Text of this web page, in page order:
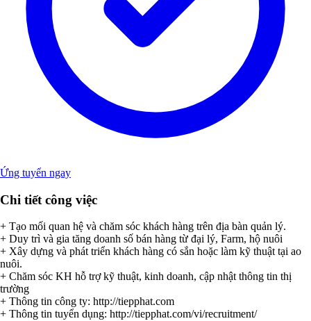
Ứng tuyển ngay
Chi tiết công việc
+ Tạo mối quan hệ và chăm sóc khách hàng trên địa bàn quản lý.
+ Duy trì và gia tăng doanh số bán hàng từ đại lý, Farm, hộ nuôi
+ Xây dựng và phát triển khách hàng có sắn hoặc làm kỹ thuật tại ao
nuôi.
+ Chăm sóc KH hỗ trợ kỹ thuật, kinh doanh, cập nhật thông tin thị
trường
+ Thông tin công ty: http://tiepphat.com
+ Thông tin tuyển dụng: http://tiepphat.com/vi/recruitment/